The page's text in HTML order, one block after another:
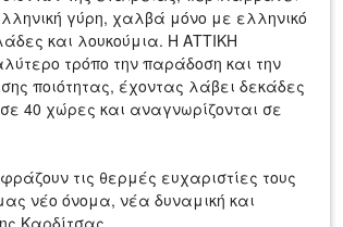
γύρη, χαλβά μόνο με ελληνικό
και λουκούμια. Η ΑΤΤΙΚΗ
τρόπο την παράδοση και την
ποιότητας, έχοντας λάβει δεκάδες
40 χώρες και αναγνωρίζονται σε
τις θερμές ευχαριστίες τους
νέο όνομα, νέα δυναμική και